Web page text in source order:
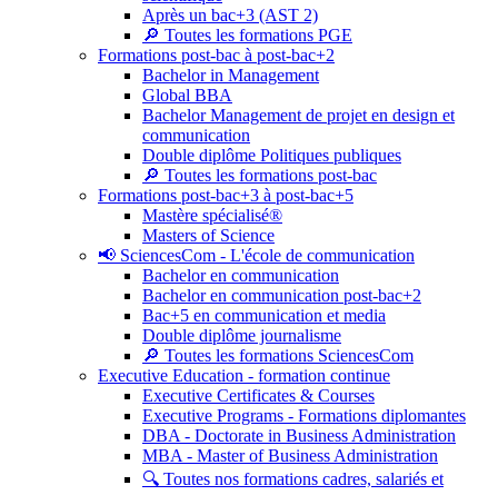
Après un bac+3 (AST 2)
🔎 Toutes les formations PGE
Formations post-bac à post-bac+2
Bachelor in Management
Global BBA
Bachelor Management de projet en design et
communication
Double diplôme Politiques publiques
🔎 Toutes les formations post-bac
Formations post-bac+3 à post-bac+5
Mastère spécialisé®
Masters of Science
📢 SciencesCom - L'école de communication
Bachelor en communication
Bachelor en communication post-bac+2
Bac+5 en communication et media
Double diplôme journalisme
🔎 Toutes les formations SciencesCom
Executive Education - formation continue
Executive Certificates & Courses
Executive Programs - Formations diplomantes
DBA - Doctorate in Business Administration
MBA - Master of Business Administration
🔍 Toutes nos formations cadres, salariés et